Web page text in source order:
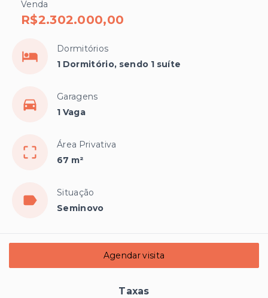
Venda
R$2.302.000,00
Dormitórios
1 Dormitório, sendo 1 suíte
Garagens
1 Vaga
Área Privativa
67 m²
Situação
Seminovo
Agendar visita
Taxas